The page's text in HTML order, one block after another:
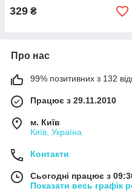
329 ₴
Про нас
99% позитивних з 132
Працює з 29.11.2010
м. Київ
Київ, Україна
Контакти
Сьогодні працює з
Показати весь графік